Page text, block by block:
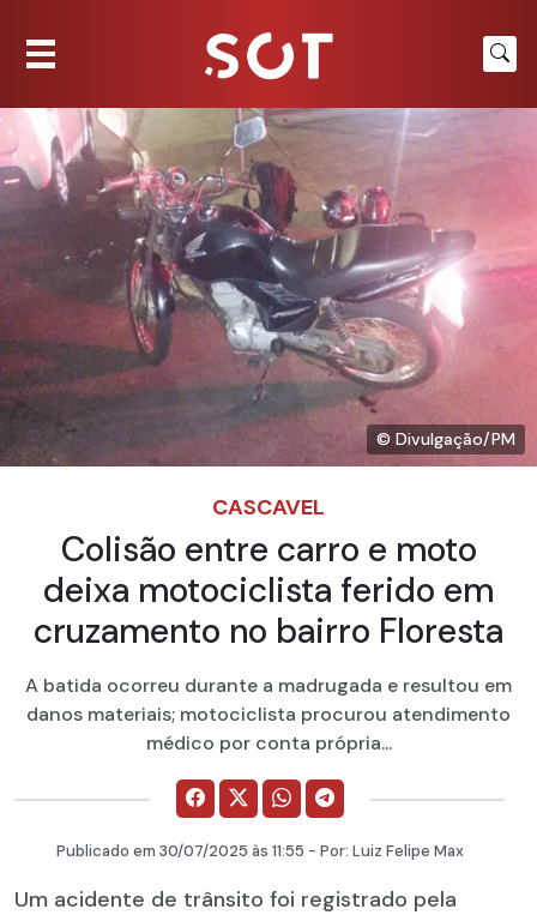
© Divulgação/PM
CASCAVEL
Colisão entre carro e moto
deixa motociclista ferido em
cruzamento no bairro Floresta
A batida ocorreu durante a madrugada e resultou em
danos materiais; motociclista procurou atendimento
médico por conta própria...
Publicado em 30/07/2025 às 11:55 - Por: Luiz Felipe Max
Um acidente de trânsito foi registrado pela